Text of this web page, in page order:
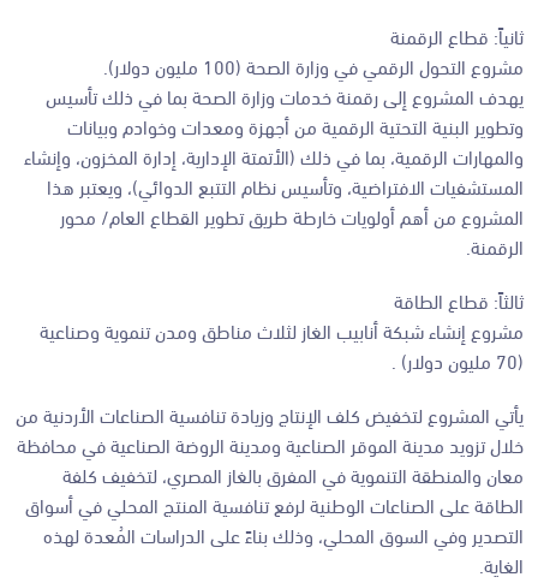
ثانياً: قطاع الرقمنة
مشروع التحول الرقمي في وزارة الصحة (100 مليون دولار).
يهدف المشروع إلى رقمنة خدمات وزارة الصحة بما في ذلك تأسيس
وتطوير البنية التحتية الرقمية من أجهزة ومعدات وخوادم وبيانات
والمهارات الرقمية، بما في ذلك (الأتمتة الإدارية، إدارة المخزون، وإنشاء
المستشفيات الافتراضية، وتأسيس نظام التتبع الدوائي)، ويعتبر هذا
المشروع من أهم أولويات خارطة طريق تطوير القطاع العام/ محور
الرقمنة.
ثالثاً: قطاع الطاقة
مشروع إنشاء شبكة أنابيب الغاز لثلاث مناطق ومدن تنموية وصناعية
(70 مليون دولار) .
يأتي المشروع لتخفيض كلف الإنتاج وزيادة تنافسية الصناعات الأردنية من
خلال تزويد مدينة الموقر الصناعية ومدينة الروضة الصناعية في محافظة
معان والمنطقة التنموية في المفرق بالغاز المصري، لتخفيف كلفة
الطاقة على الصناعات الوطنية لرفع تنافسية المنتج المحلي في أسواق
التصدير وفي السوق المحلي، وذلك بناءً على الدراسات المُعدة لهذه
الغاية.